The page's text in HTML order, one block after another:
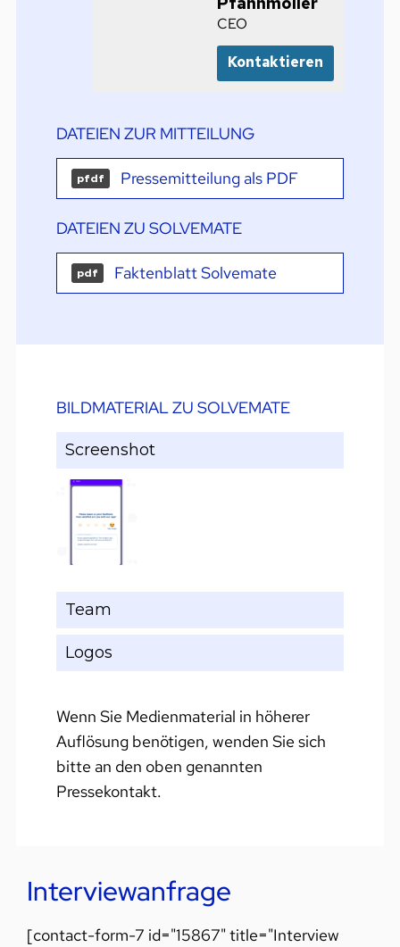
CEO
Kontaktieren
DATEIEN ZUR MITTEILUNG
pfdf Pressemitteilung als PDF
DATEIEN ZU SOLVEMATE
pdf Faktenblatt Solvemate
BILDMATERIAL ZU SOLVEMATE
Screenshot
Team
Logos
Wenn Sie Medienmaterial in höherer
Auflösung benötigen, wenden Sie sich
bitte an den oben genannten
Pressekontakt.
Interviewanfrage
[contact-form-7 id="15867" title="Interview